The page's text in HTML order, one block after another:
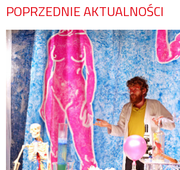
POPRZEDNIE AKTUALNOŚCI